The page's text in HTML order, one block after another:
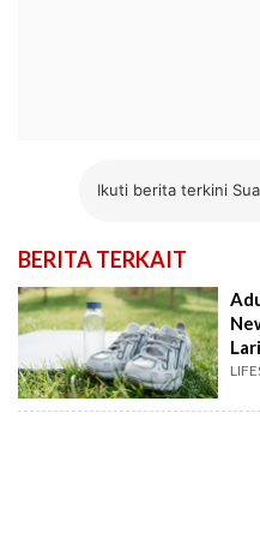
Ikuti berita terkini
BERITA TERKAIT